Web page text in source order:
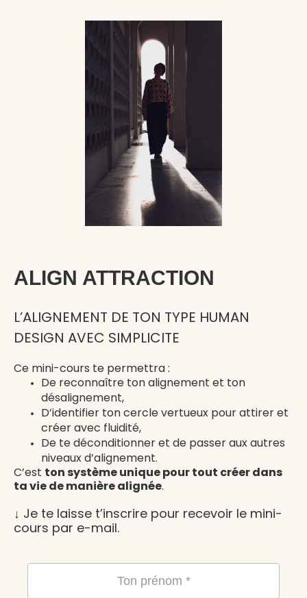
ALIGN ATTRACTION
L’ALIGNEMENT DE TON TYPE HUMAN
DESIGN AVEC SIMPLICITE
Ce mini-cours te permettra :
De reconnaître ton alignement et ton
désalignement,
D’identifier ton cercle vertueux pour attirer et
créer avec fluidité,
De te déconditionner et de passer aux autres
niveaux d’alignement.
C’est ton système unique pour tout créer dans
ta vie de manière alignée.
↓ Je te laisse t’inscrire pour recevoir le mini-
cours par e-mail.